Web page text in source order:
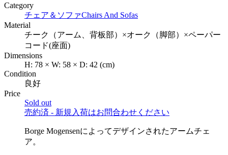
Category
チェア＆ソファChairs And Sofas
Material
チーク（アーム、背板部）×オーク（脚部）×ペーパー
コード(座面)
Dimensions
H: 78 × W: 58 × D: 42 (cm)
Condition
良好
Price
Sold out
売約済 - 新規入荷はお問合わせください
Borge Mogensenによってデザインされたアームチェ
ア。